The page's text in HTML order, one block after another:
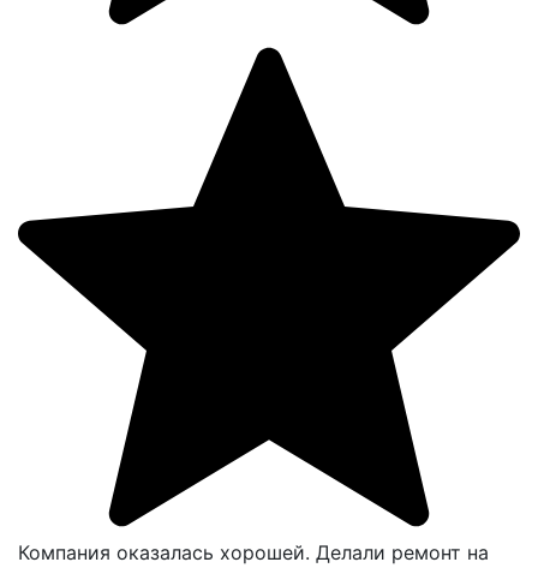
Компания оказалась хорошей. Делали ремонт на